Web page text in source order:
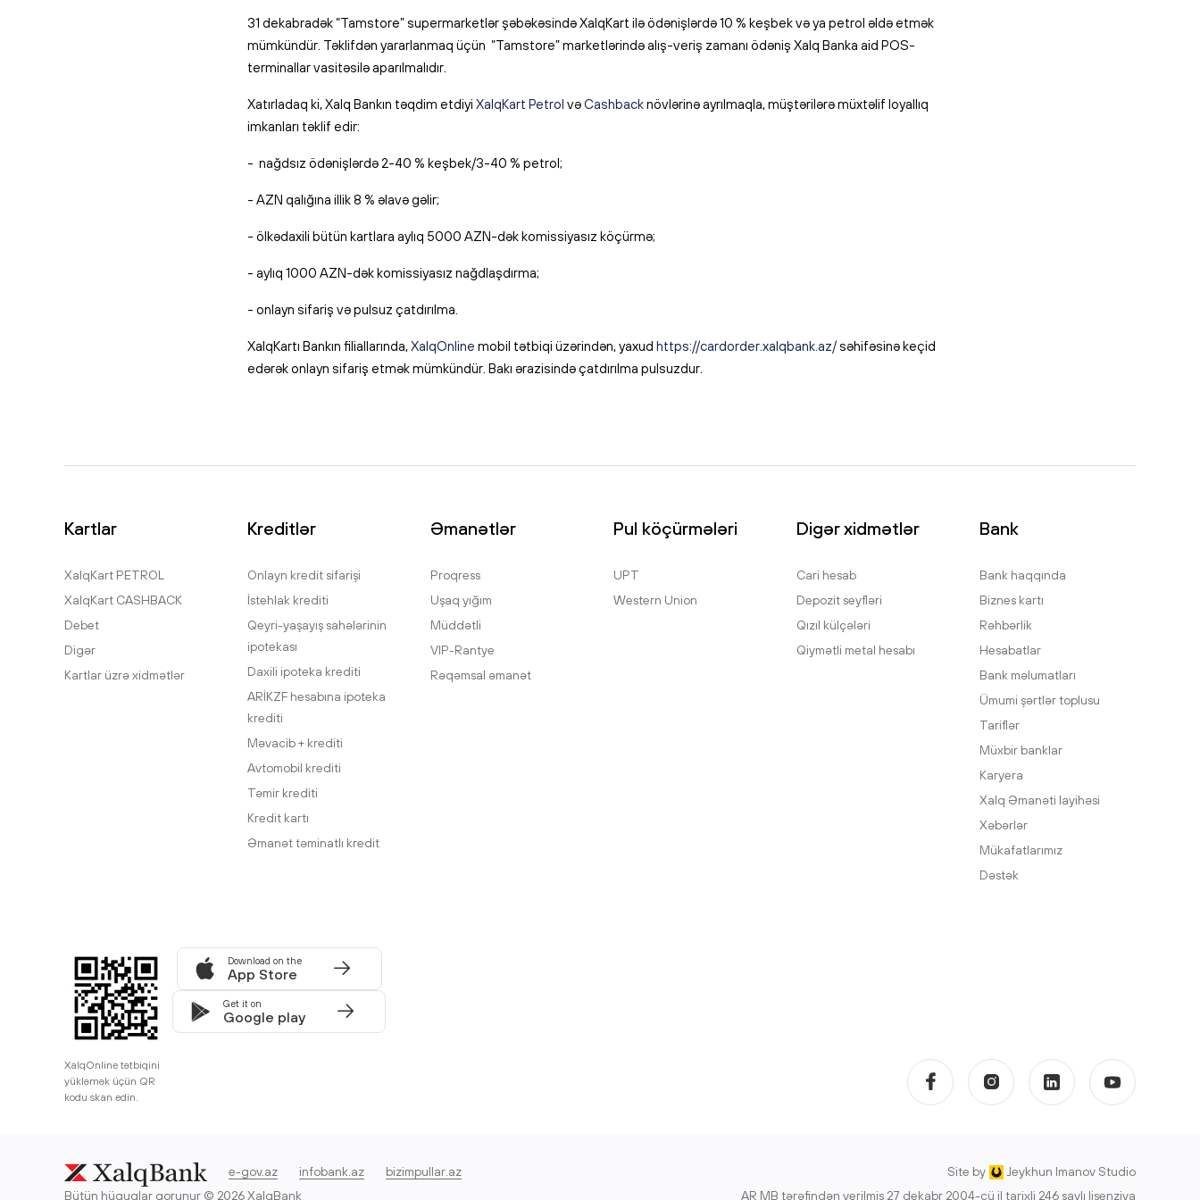
31 dekabradək “Tamstore” supermarketlər şəbəkəsində XalqKart ilə ödənişlərdə 10 % keşbek və ya petrol əldə etmək
mümkündür. Təklifdən yararlanmaq üçün “Tamstore” marketlərində alış-veriş zamanı ödəniş Xalq Banka aid POS-
terminallar vasitəsilə aparılmalıdır.
Xatırladaq ki, Xalq Bankın təqdim etdiyi XalqKart Petrol vəCashbacknövlərinə ayrılmaqla, müştərilərə müxtəlif loyallıq
imkanları təklif edir:
- nağdsız ödənişlərdə 2-40 % keşbek/3-40 % petrol;
- AZN qalığına illik 8 % əlavə gəlir;
- ölkədaxili bütün kartlara aylıq 5000 AZN-dək komissiyasız köçürmə;
- aylıq 1000 AZN-dək komissiyasız nağdlaşdırma;
- onlayn sifariş və pulsuz çatdırılma.
XalqKartı Bankın filiallarında,XalqOnline mobil tətbiqi üzərindən, yaxud https://cardorder.xalqbank.az/səhifəsinə keçid
edərək onlayn sifariş etmək mümkündür. Bakı ərazisində çatdırılma pulsuzdur.
Kartlar
XalqKart PETROL
XalqKart CASHBACK
Debet
Digər
Kartlar üzrə xidmətlər
Kreditlər
Onlayn kredit sifarişi
İstehlak krediti
Qeyri-yaşayış sahələrinin
ipotekası
Daxili ipoteka krediti
ARİKZF hesabına ipoteka
krediti
Məvacib + krediti
Avtomobil krediti
Təmir krediti
Kredit kartı
Əmanət təminatlı kredit
Əmanətlər
Proqress
Uşaq yığım
Müddətli
VIP-Rantye
Rəqəmsal əmanət
Pul köçürmələri
UPT
Western Union
Digər xidmətlər
Cari hesab
Depozit seyfləri
Qızıl külçələri
Qiymətli metal hesabı
Bank
Bank haqqında
Biznes kartı
Rəhbərlik
Hesabatlar
Bank məlumatları
Ümumi şərtlər toplusu
Tariflər
Müxbir banklar
Karyera
Xalq Əmanəti layihəsi
Xəbərlər
Mükafatlarımız
Dəstək
XalqOnline tətbiqini
yükləmək üçün QR
kodu skan edin.
Download on the
App Store
Get it on
Google play
e-gov.az infobank.az bizimpullar.az Site by
Jeykhun Imanov Studio
Bütün hüquqlar qorunur © 2026 XalqBank
AR MB tərəfindən verilmiş 27 dekabr 2004-cü il tarixli 246 saylı lisenziya